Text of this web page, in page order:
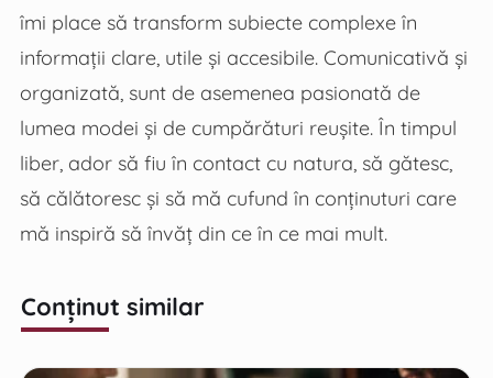
îmi place să transform subiecte complexe în
informații clare, utile și accesibile. Comunicativă și
organizată, sunt de asemenea pasionată de
lumea modei și de cumpărături reușite. În timpul
liber, ador să fiu în contact cu natura, să gătesc,
să călătoresc și să mă cufund în conținuturi care
mă inspiră să învăț din ce în ce mai mult.
Conținut similar